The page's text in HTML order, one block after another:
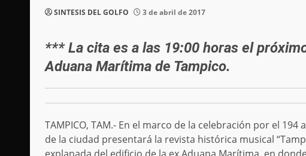
SINTESIS DEL GOLFO 3 de abril de 2017
*** La cita es a las 19:00 horas el
Aduana Marítima de Tampico.
TAMPICO, TAM.- En el marco de la celebración por el
de la ciudad presentará la revista histórica musical